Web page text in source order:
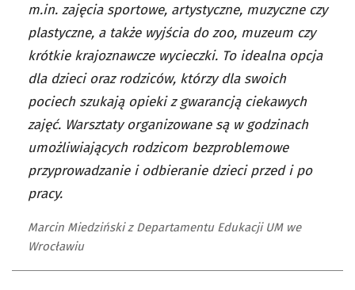
m.in. zajęcia sportowe, artystyczne, muzyczne czy
plastyczne, a także wyjścia do zoo, muzeum czy
krótkie krajoznawcze wycieczki. To idealna opcja
dla dzieci oraz rodziców, którzy dla swoich
pociech szukają opieki z gwarancją ciekawych
zajęć. Warsztaty organizowane są w godzinach
umożliwiających rodzicom bezproblemowe
przyprowadzanie i odbieranie dzieci przed i po
pracy.
Marcin Miedziński z Departamentu Edukacji UM we
Wrocławiu